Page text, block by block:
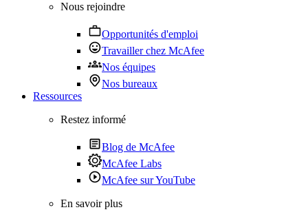
Nous rejoindre
Opportunités d'emploi
Travailler chez McAfee
Nos équipes
Nos bureaux
Ressources
Restez informé
Blog de McAfee
McAfee Labs
McAfee sur YouTube
En savoir plus